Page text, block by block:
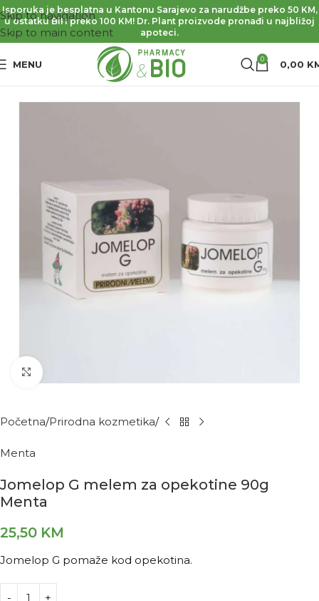
Skip to navigation
Skip to main content
Isporuka je besplatna u Kantonu Sarajevo za narudžbe preko 50 KM,
u ostatku BiH preko 100 KM! Dr. Plant proizvode pronađi u najbližoj
apoteci.
MENU 0 0,00
Kliknite za povećanje
Početna Prirodna kozmetika
Menta
Jomelop G melem za opekotine 90g
Menta
25,50 KM
Jomelop G pomaže kod opekotina.